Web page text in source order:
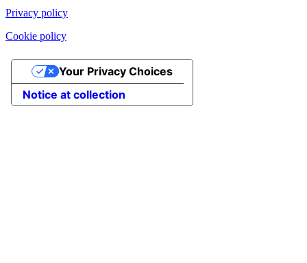
Privacy policy
Cookie policy
Notice at collection
Your Privacy Choices